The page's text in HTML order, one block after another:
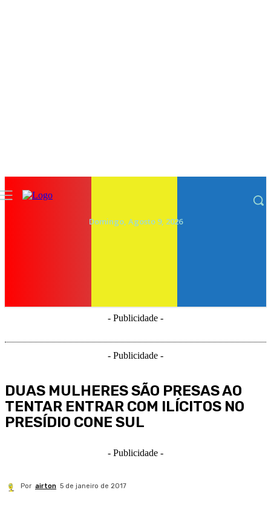
Domingo, Agosto 9, 2026
- Publicidade -
- Publicidade -
DUAS MULHERES SÃO PRESAS AO
TENTAR ENTRAR COM ILÍCITOS NO
PRESÍDIO CONE SUL
- Publicidade -
Por airton 5 de janeiro de 2017